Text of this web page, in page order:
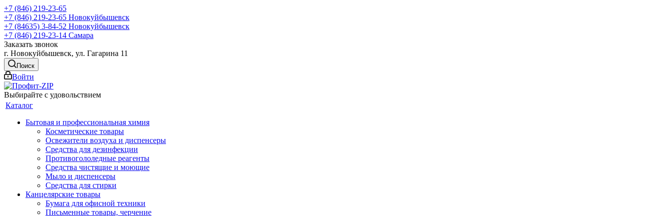
+7 (846) 219-23-65
+7 (846) 219-23-65 Новокуйбышевск
+7 (84635) 3-84-52 Новокуйбышевск
+7 (846) 219-23-14 Самара
Заказать звонок
г. Новокуйбышевск, ул. Гагарина 11
Поиск
Войти
Выбирайте с удовольствием
Каталог
Бытовая и профессиональная химия
Косметические товары
Освежители воздуха и диспенсеры
Средства для дезинфекции
Противогололедные реагенты
Средства чистящие и моющие
Мыло и диспенсеры
Средства для стирки
Канцелярские товары
Бумага для офисной техники
Письменные товары, черчение